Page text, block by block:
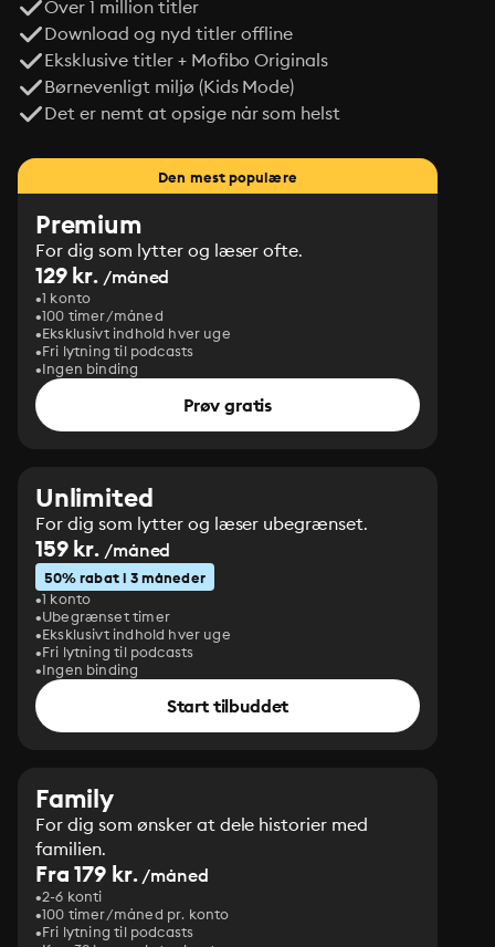
Over 1 million titler
Download og nyd titler offline
Eksklusive titler + Mofibo Originals
Børnevenligt miljø (Kids Mode)
Det er nemt at opsige når som helst
Den mest populære
Premium
For dig som lytter og læser ofte.
129 kr. /måned
1 konto
100 timer/måned
Eksklusivt indhold hver uge
Fri lytning til podcasts
Ingen binding
Prøv gratis
Unlimited
For dig som lytter og læser ubegrænset.
159 kr. /måned
50% rabat i 3 måneder
1 konto
Ubegrænset timer
Eksklusivt indhold hver uge
Fri lytning til podcasts
Ingen binding
Start tilbuddet
Family
For dig som ønsker at dele historier med
familien.
Fra 179 kr./måned
2-6 konti
100 timer/måned pr. konto
Fri lytning til podcasts